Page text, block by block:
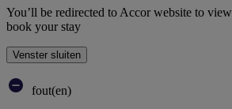
You’ll be redirected to Accor website to
book your stay
Venster sluiten
fout(en)